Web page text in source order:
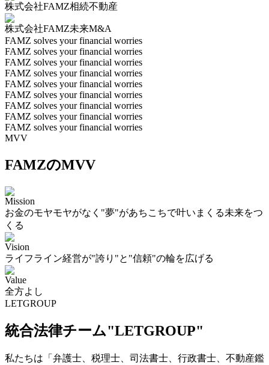
株式会社FAMZ相続不動産
株式会社FAMZ未来M&A
FAMZ solves your financial worries
FAMZ solves your financial worries
FAMZ solves your financial worries
FAMZ solves your financial worries
FAMZ solves your financial worries
FAMZ solves your financial worries
FAMZ solves your financial worries
FAMZ solves your financial worries
FAMZ solves your financial worries
MVV
FAMZのMVV
Mission
お金のモヤモヤがなく"夢"があちこちで叶いまくる未来をつ
くる
Vision
ライフライン経営が"誇り"と"信頼"の輪を広げる
Value
全方よし
LETGROUP
統合法律チーム"LETGROUP"
私たちは「弁護士、税理士、司法書士、行政書士、不動産鑑